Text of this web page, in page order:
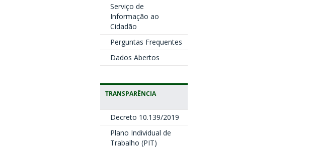
Serviço de
Informação ao
Cidadão
Perguntas Frequentes
Dados Abertos
TRANSPARÊNCIA
Decreto 10.139/2019
Plano Individual de
Trabalho (PIT)